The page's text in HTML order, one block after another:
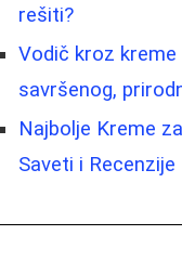
rešiti?
Vodič kroz
savršenog,
Najbolje Kreme
Saveti i Recenzije